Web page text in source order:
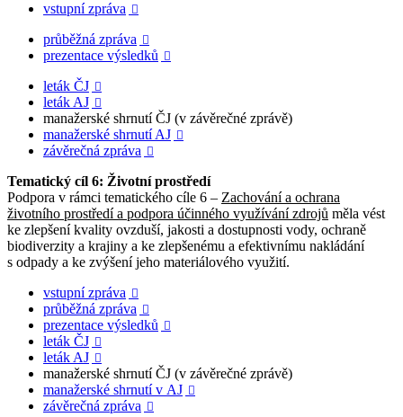
vstupní zpráva 
průběžná zpráva 
prezentace výsledků 
leták ČJ 
leták AJ 
manažerské shrnutí ČJ (v závěrečné zprávě)
manažerské shrnutí AJ 
závěrečná zpráva 
Tematický cíl 6: Životní prostředí
Podpora v rámci tematického cíle 6 – Zachování a ochrana
životního prostředí a podpora účinného využívání zdrojů měla vést
ke zlepšení kvality ovzduší, jakosti a dostupnosti vody, ochraně
biodiverzity a krajiny a ke zlepšenému a efektivnímu nakládání
s odpady a ke zvýšení jeho materiálového využití.
vstupní zpráva 
průběžná zpráva 
prezentace výsledků 
leták ČJ 
leták AJ 
manažerské shrnutí ČJ (v závěrečné zprávě)
manažerské shrnutí v AJ 
závěrečná zpráva 